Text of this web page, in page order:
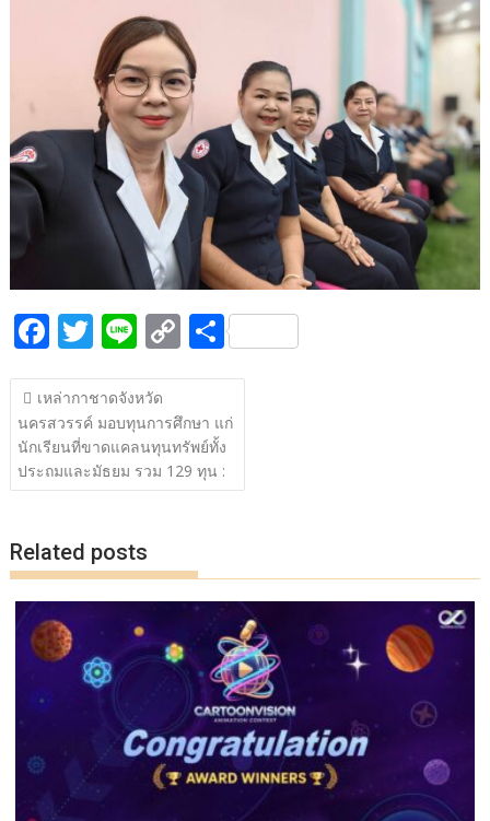
Li
n
k
F
ac
e
b
o
o
k
T
w
itt
er
Li
n
e
C
o
y
Li
n
S
h
e
แนะแนว
เรื่อง
เหล่ากาชาดจังหวัด
นครสวรรค์ มอบทุนการศึกษา แก่
นักเรียนที่ขาดแคลนทุนทรัพย์ทั้ง
ประถมและมัธยม รวม 129 ทุน :
Related posts